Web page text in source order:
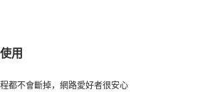
用
都不會斷掉，網路愛好者很安心